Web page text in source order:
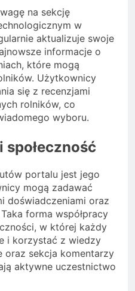
na sekcję
w
aktualizuje swoje
informacje o
które mogą
Użytkownicy
się z recenzjami
rolników, co
wyboru.
portalu jest jego
mogą zadawać
doświadczeniami oraz
forma współpracy
w której każdy
i korzystać z wiedzy
oraz sekcja komentarzy
aktywne uczestnictwo